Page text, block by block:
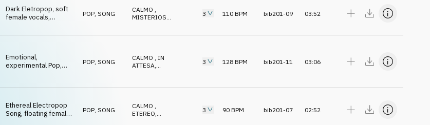
Dark Eletropop, soft
female vocals,
emotional
POP SONG CALMO ,
MISTERIOSO
3 110 BPM bib201-09 03:52
Emotional,
experimental Pop,
POP SONG CALMO , IN
ATTESA,
EMOZIONANTE
3 128 BPM bib201-11 03:06
Ethereal Electropop
Song, floating female
POP SONG CALMO ,
ETEREO,
3 90 BPM bib201-07 02:52